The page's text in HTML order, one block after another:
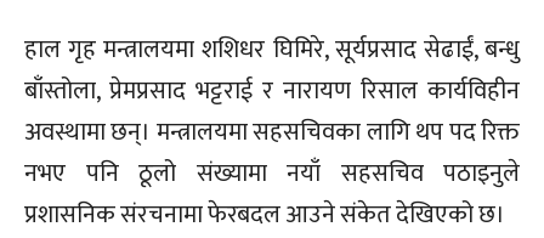
हाल गृह मन्त्रालयमा शशिधर घिमिरे, सूर्यप्रसाद सेढाईं, बन्धु
बाँस्तोला, प्रेमप्रसाद भट्टराई र नारायण रिसाल कार्यविहीन
अवस्थामा छन्। मन्त्रालयमा सहसचिवका लागि थप पद रिक्त
नभए पनि ठूलो संख्यामा नयाँ सहसचिव पठाइनुले
प्रशासनिक संरचनामा फेरबदल आउने संकेत देखिएको छ।